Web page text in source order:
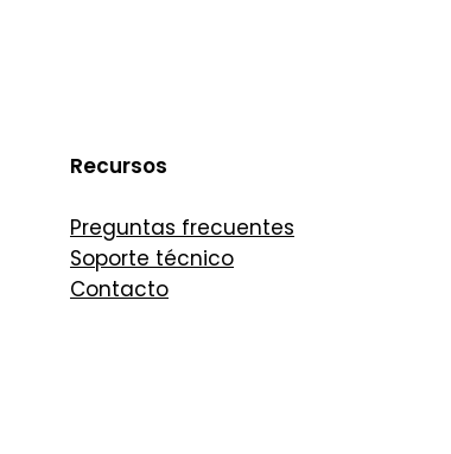
Recursos
Preguntas frecuentes
Soporte técnico
Contacto